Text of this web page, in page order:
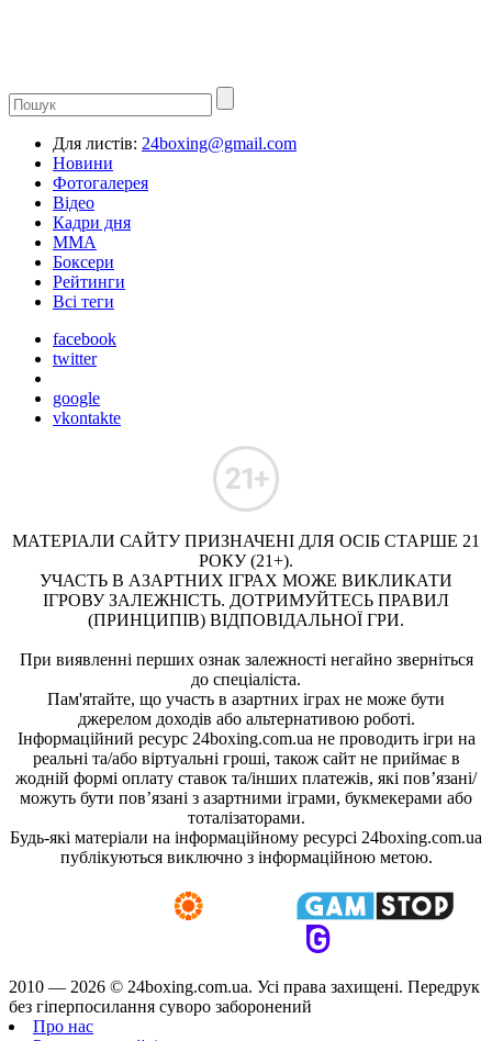
Для листів: 24boxing@gmail.com
Новини
Фотогалерея
Відео
Кадри дня
ММА
Боксери
Рейтинги
Всі теги
facebook
twitter
google
vkontakte
МАТЕРІАЛИ САЙТУ ПРИЗНАЧЕНІ ДЛЯ ОСІБ СТАРШЕ 21
РОКУ (21+).
УЧАСТЬ В АЗАРТНИХ ІГРАХ МОЖЕ ВИКЛИКАТИ
ІГРОВУ ЗАЛЕЖНІСТЬ. ДОТРИМУЙТЕСЬ ПРАВИЛ
(ПРИНЦИПІВ) ВІДПОВІДАЛЬНОЇ ГРИ.
При виявленні перших ознак залежності негайно зверніться
до спеціаліста.
Пам'ятайте, що участь в азартних іграх не може бути
джерелом доходів або альтернативою роботі.
Інформаційний ресурс 24boxing.com.ua не проводить ігри на
реальні та/або віртуальні гроші, також сайт не приймає в
жодній формі оплату ставок та/інших платежів, які пов’язані/
можуть бути пов’язані з азартними іграми, букмекерами або
тоталізаторами.
Будь-які матеріали на інформаційному ресурсі 24boxing.com.ua
публікуються виключно з інформаційною метою.
2010 — 2026 © 24boxing.com.ua. Усi права захищенi. Передрук
без гіперпосилання суворо заборонений
Про нас